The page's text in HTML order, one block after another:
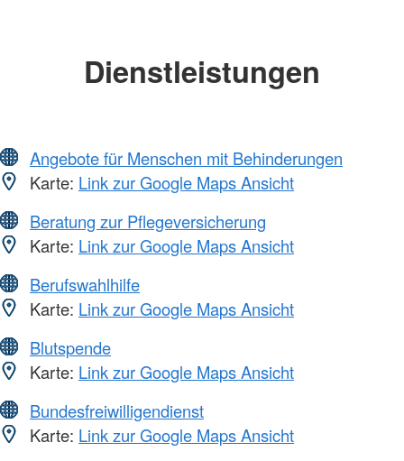
Dienstleistungen
Angebote für Menschen mit Behinderungen
Karte: Link zur Google Maps Ansicht
Beratung zur Pflegeversicherung
Karte: Link zur Google Maps Ansicht
Berufswahlhilfe
Karte: Link zur Google Maps Ansicht
Blutspende
Karte: Link zur Google Maps Ansicht
Bundesfreiwilligendienst
Karte: Link zur Google Maps Ansicht